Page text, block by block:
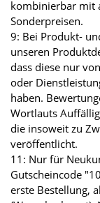
kombinierbar mit
Sonderpreisen.
9: Bei Produkt-
unseren
dass diese nur
oder
haben.
Wortlauts
die insoweit zu
veröffentlicht.
11: Nur für
Gutscheincode
erste Bestellung,